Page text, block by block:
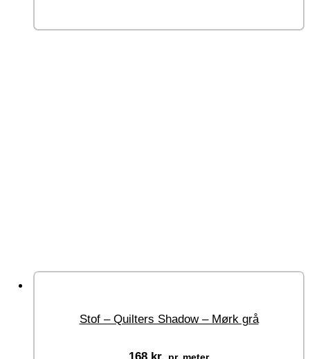
Stof – Quilters Shadow – Mørk grå
168 kr. pr. meter